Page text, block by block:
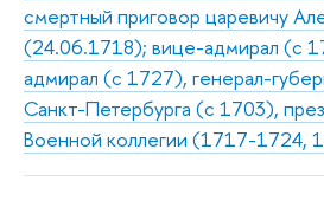
смертный приговор царевичу
(24.06.1718); вице-адмирал (с
адмирал (с 1727), генерал-
Санкт-Петербурга (с 1703),
Военной коллегии (1717-1724,